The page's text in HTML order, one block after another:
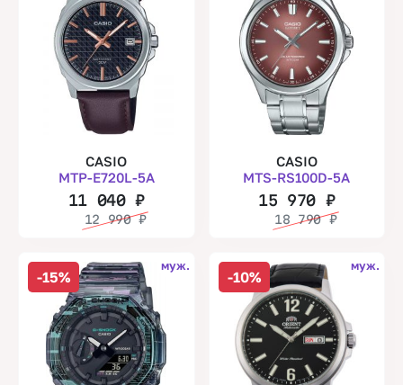
CASIO
MTP-E720L-5A
11 040₽
12 990₽
CASIO
MTS-RS100D-5A
15 970 ₽
18 790₽
-15%
муж.
-10%
муж.